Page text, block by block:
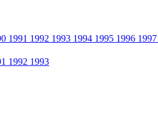
1991 1992 1993 1994 1995 1996 1997
1992 1993